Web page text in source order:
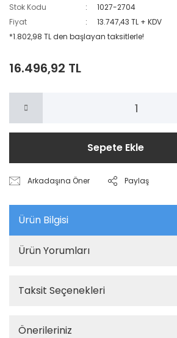
Stok Kodu
1027-2704
Fiyat
13.747,43 TL + KDV
*1.802,98 TL den başlayan taksitlerle!
16.496,92 TL
Sepete Ekle
Arkadaşına Öner Paylaş
Ürün Bilgisi
Ürün Yorumları
Taksit Seçenekleri
Önerileriniz